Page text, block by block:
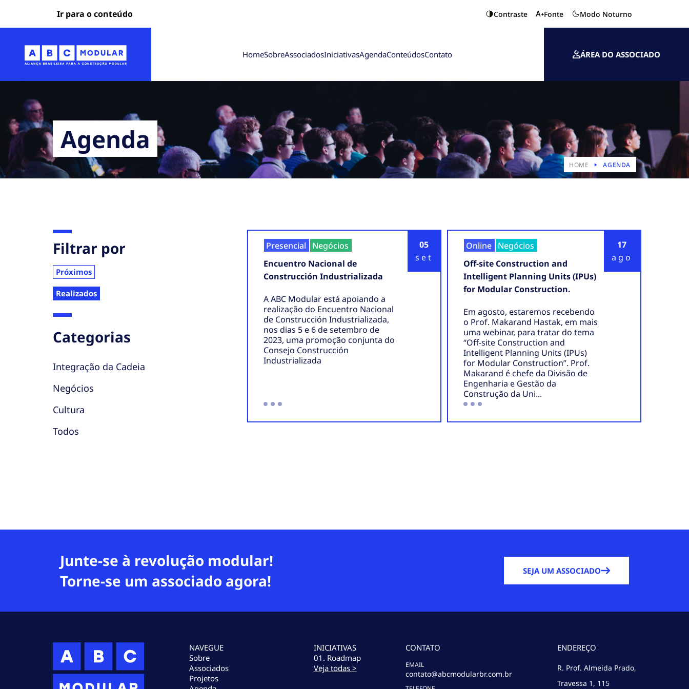
Ir para o conteúdo Contraste Fonte Modo Noturno
HomeSobreAssociadosIniciativasAgendaConteúdosContato ÁREA DO ASSOCIADO
Agenda
HOME AGENDA
Filtrar por
Próximos
Realizados
Categorias
Integração da Cadeia
Negócios
Cultura
Todos
05
set
Presencial
Negócios
Encuentro Nacional de
Construcción Industrializada
A ABC Modular está apoiando a
realização do Encuentro Nacional
de Construcción Industrializada,
nos dias 5 e 6 de setembro de
2023, uma promoção conjunta do
Consejo Construcción
Industrializada
17
ago
Online
Negócios
Off-site Construction and
Intelligent Planning Units (IPUs)
for Modular Construction.
Em agosto, estaremos recebendo
o Prof. Makarand Hastak, em mais
uma webinar, para tratar do tema
“Off-site Construction and
Intelligent Planning Units (IPUs)
for Modular Construction”. Prof.
Makarand é chefe da Divisão de
Engenharia e Gestão da
Construção da Uni...
Junte-se à revolução modular!
Torne-se um associado agora!
SEJA UM ASSOCIADO
NAVEGUE
Sobre
Associados
Projetos
INICIATIVAS
01. Roadmap
Veja todas >
CONTATO
EMAIL
contato@abcmodularbr.com.br
ENDEREÇO
R. Prof. Almeida Prado,
Travessa 1, 115